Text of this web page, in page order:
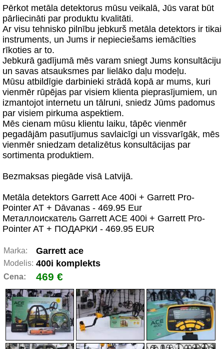
Pērkot metāla detektorus mūsu veikalā, Jūs varat būt
pārliecināti par produktu kvalitāti.
Ar visu tehnisko pilnību jebkurš metāla detektors ir tikai
instruments, un Jums ir nepieciešams iemācīties
rīkoties ar to.
Jebkurā gadījumā mēs varam sniegt Jums konsultāciju
un savas atsauksmes par lielāko daļu modeļu.
Mūsu atbildīgie darbinieki strādā kopā ar mums, kuri
vienmēr rūpējas par visiem klienta pieprasījumiem, un
izmantojot internetu un tālruni, sniedz Jūms padomus
par visiem pirkuma aspektiem.
Mēs cienam mūsu klientu laiku, tāpēc vienmēr
pegadājām pasutījumus savlaicīgi un vissvarīgāk, mēs
vienmēr sniedzam detalizētus konsultācijas par
sortimenta produktiem.
Bezmaksas piegāde visā Latvijā.
Metāla detektors Garrett Ace 400i + Garrett Pro-
Pointer AT + Dāvanas - 469.95 Eur
Металлоискатель Garrett ACE 400i + Garrett Pro-
Pointer AT + ПОДАРКИ - 469.95 EUR
Marka: Garrett ace
Modelis: 400i komplekts
Cena: 469 €